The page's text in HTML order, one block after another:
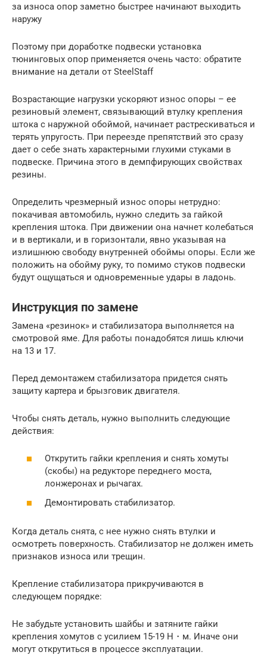
за износа опор заметно быстрее начинают выходить
наружу
Поэтому при доработке подвески установка
тюнинговых опор применяется очень часто: обратите
внимание на детали от SteelStaff
Возрастающие нагрузки ускоряют износ опоры – ее
резиновый элемент, связывающий втулку крепления
штока с наружной обоймой, начинает растрескиваться и
терять упругость. При переезде препятствий это сразу
дает о себе знать характерными глухими стуками в
подвеске. Причина этого в демпфирующих свойствах
резины.
Определить чрезмерный износ опоры нетрудно:
покачивая автомобиль, нужно следить за гайкой
крепления штока. При движении она начнет колебаться
и в вертикали, и в горизонтали, явно указывая на
излишнюю свободу внутренней обоймы опоры. Если же
положить на обойму руку, то помимо стуков подвески
будут ощущаться и одновременные удары в ладонь.
Инструкция по замене
Замена «резинок» и стабилизатора выполняется на
смотровой яме. Для работы понадобятся лишь ключи
на 13 и 17.
Перед демонтажем стабилизатора придется снять
защиту картера и брызговик двигателя.
Чтобы снять деталь, нужно выполнить следующие
действия:
Открутить гайки крепления и снять хомуты
(скобы) на редукторе переднего моста,
лонжеронах и рычагах.
Демонтировать стабилизатор.
Когда деталь снята, с нее нужно снять втулки и
осмотреть поверхность. Стабилизатор не должен иметь
признаков износа или трещин.
Крепление стабилизатора прикручиваются в
следующем порядке:
Не забудьте установить шайбы и затяните гайки
крепления хомутов с усилием 15-19 Н・м. Иначе они
могут открутиться в процессе эксплуатации.